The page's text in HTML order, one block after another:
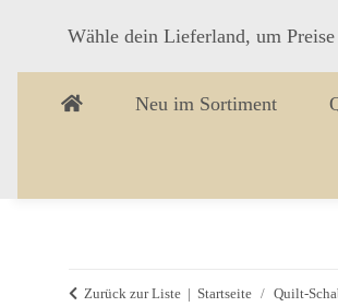
Wähle dein Lieferland, um
Neu im Sortiment
Zurück zur Liste Startseite Quilt-